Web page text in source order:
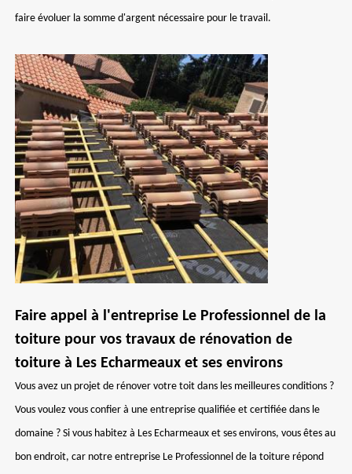
faire évoluer la somme d'argent nécessaire pour le travail.
Faire appel à l'entreprise Le Professionnel de la
toiture pour vos travaux de rénovation de
toiture à Les Echarmeaux et ses environs
Vous avez un projet de rénover votre toit dans les meilleures conditions ?
Vous voulez vous confier à une entreprise qualifiée et certifiée dans le
domaine ? Si vous habitez à Les Echarmeaux et ses environs, vous êtes au
bon endroit, car notre entreprise Le Professionnel de la toiture répond